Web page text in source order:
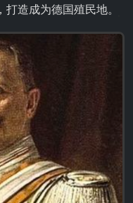
造成为德国殖民地。